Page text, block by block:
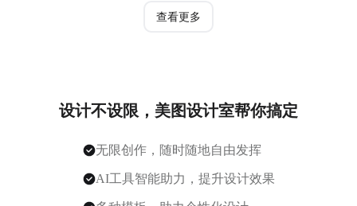
查看更多
设计不设限，美图设计室帮你搞定
无限创作，随时随地自由发挥
AI工具智能助力，提升设计效果